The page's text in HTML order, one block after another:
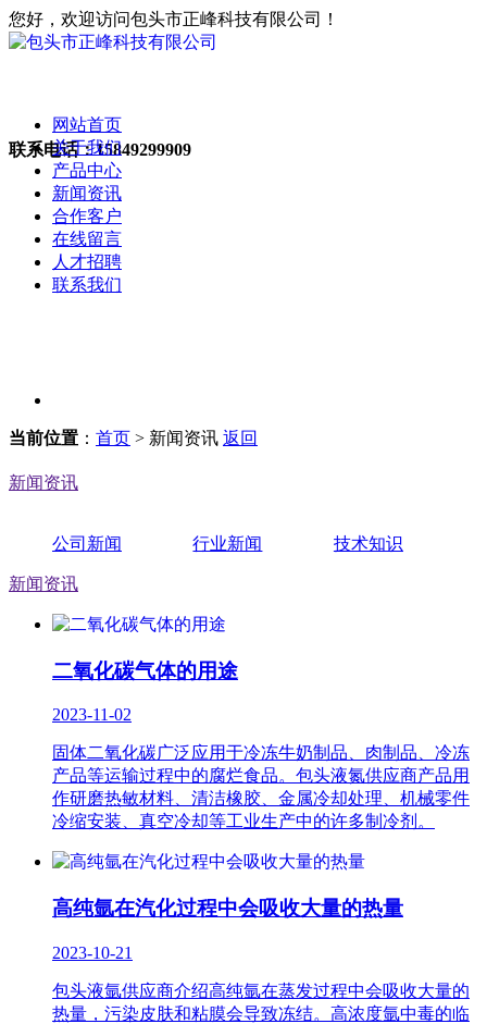
您好，欢迎访问包头市正峰科技有限公司！
联系电话：15849299909
网站首页
关于我们
产品中心
新闻资讯
合作客户
在线留言
人才招聘
联系我们
当前位置 ： 首页 > 新闻资讯 返回
新闻资讯
公司新闻 行业新闻 技术知识
新闻资讯
二氧化碳气体的用途
2023-11-02
固体二氧化碳广泛应用于冷冻牛奶制品、肉制品、冷冻
产品等运输过程中的腐烂食品。包头液氮供应商产品用
作研磨热敏材料、清洁橡胶、金属冷却处理、机械零件
冷缩安装、真空冷却等工业生产中的许多制冷剂。
高纯氩在汽化过程中会吸收大量的热量
2023-10-21
包头液氩供应商介绍高纯氩在蒸发过程中会吸收大量的
热量，污染皮肤和粘膜会导致冻结。高浓度氩中毒的临